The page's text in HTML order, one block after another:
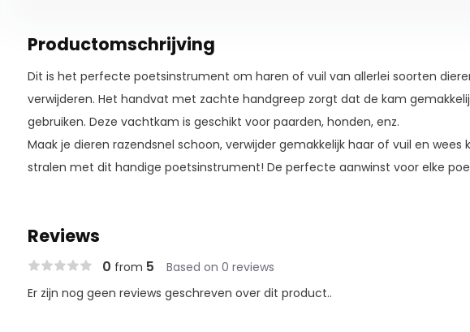
Productomschrijving
Dit is het perfecte poetsinstrument om haren of vuil van allerlei soorten
verwijderen. Het handvat met zachte handgreep zorgt dat de kam
gebruiken. Deze vachtkam is geschikt voor paarden, honden, enz.
Maak je dieren razendsnel schoon, verwijder gemakkelijk haar of vuil en wees
stralen met dit handige poetsinstrument! De perfecte aanwinst voor elke
Reviews
0 from 5
Based on 0 reviews
Er zijn nog geen reviews geschreven over dit product..